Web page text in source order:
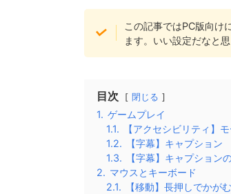
この記事ではPC版向け
ます。いい設定だなと
目次 閉じる
1. ゲームプレイ
1.1.
【アクセシビリティ】
1.2.
【字幕】キャプション
1.3.
【字幕】キャプション
2. マウスとキーボード
2.1.
【移動】長押しでかがむ